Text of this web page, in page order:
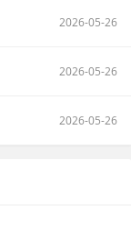
2026-05-26
2026-05-26
2026-05-26